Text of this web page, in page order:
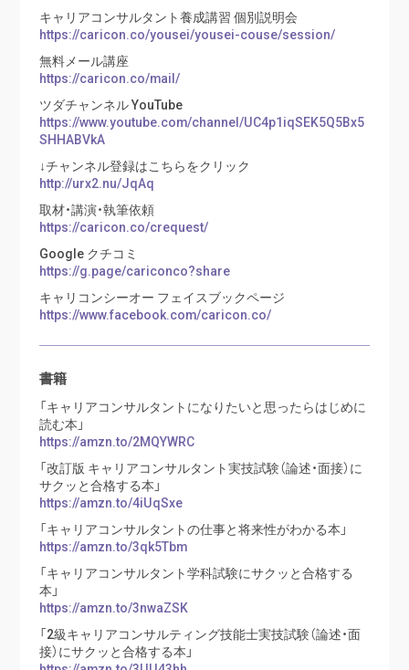
キャリアコンサルタント養成講習 個別説明会
https://caricon.co/yousei/yousei-couse/session/
無料メール講座
https://caricon.co/mail/
ツダチャンネル YouTube
https://www.youtube.com/channel/UC4p1iqSEK5Q5Bx5
SHHABVkA
↓チャンネル登録はこちらをクリック
http://urx2.nu/JqAq
取材・講演・執筆依頼
https://caricon.co/crequest/
Google クチコミ
https://g.page/cariconco?share
キャリコンシーオー フェイスブックページ
https://www.facebook.com/caricon.co/
書籍
「キャリアコンサルタントになりたいと思ったらはじめに
読む本」
https://amzn.to/2MQYWRC
「改訂版 キャリアコンサルタント実技試験（論述・面接）に
サクッと合格する本」
https://amzn.to/4iUqSxe
「キャリアコンサルタントの仕事と将来性がわかる本」
https://amzn.to/3qk5Tbm
「キャリアコンサルタント学科試験にサクッと合格する
本」
https://amzn.to/3nwaZSK
「2級キャリアコンサルティング技能士実技試験（論述・面
接）にサクッと合格する本」